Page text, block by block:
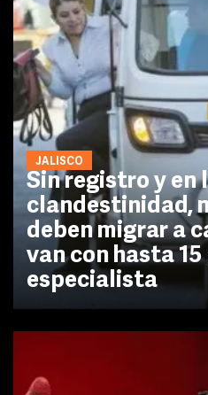
JALISCO
Sin registro y en
clandestinidad,
deben migrar a
van con hasta
especialista